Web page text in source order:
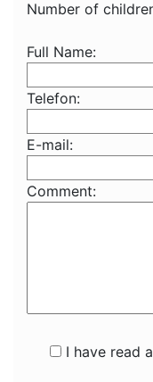
Number of
Full Name:
Telefon:
E-mail:
Comment:
I have read